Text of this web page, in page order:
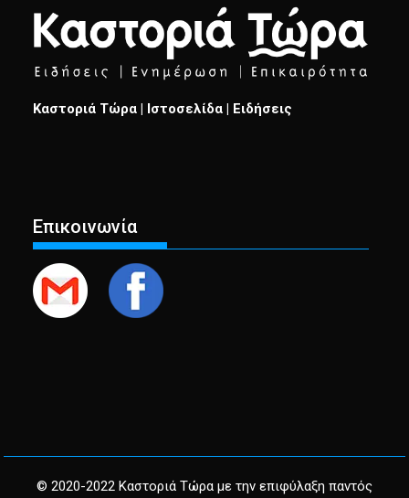
Καστοριά Τώρα | Ιστοσελίδα | Ειδήσεις
Επικοινωνία
© 2020-2022 Καστοριά Τώρα με την επιφύλαξη παντός